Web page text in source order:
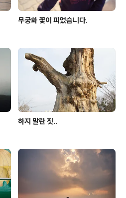
무궁화 꽃이 피었습니다.
하지 말란 짓..